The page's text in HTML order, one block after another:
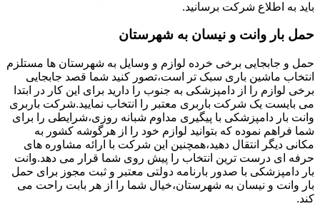
باید به اطلاع شرکت برسانید.
حمل بار وانت و نیسان به شهرستان
حمل و جابجایی برخی خرده لوازم و وسایل به شهرستان ها مستلزم
انتخاب ماشین باری سبک تر است،تصور کنید شما قصد جابجایی
برخی لوازم را از دامپزشکی به جنوب را دارید برای این کار در ابتدا
می بایست یک شرکت باربری معتبر را انتخاب نمایید.شرکت باربری
وانت بار دامپزشکی با پیگیری مداوم شبانه روزی،شرایطی را برای
شما فراهم نموده که بتوانید لوازم خود را از هرگوشه کشور به
مکانی دیگر انتقال دهید،همچنین این شرکت با ارائه مشاوره های
حرفه ای درست ترین انتخاب را پیش روی شما قرار می دهد.وانت
بار دامپزشکی با صدور بارنامه دولتی معتبر و ثبت مجوز برای حمل
بار وانت و نیسان به شهرستان،خیال شما را از هر بابت راحت می
کند.